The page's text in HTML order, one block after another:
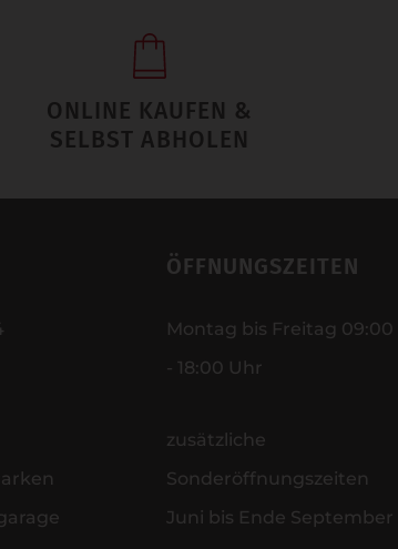
ONLINE KAUFEN &
SELBST ABHOLEN
ÖFFNUNGSZEITEN
Montag bis Freitag 09:00
- 18:00 Uhr
zusätzliche
Sonderöffnungszeiten
Juni bis Ende September